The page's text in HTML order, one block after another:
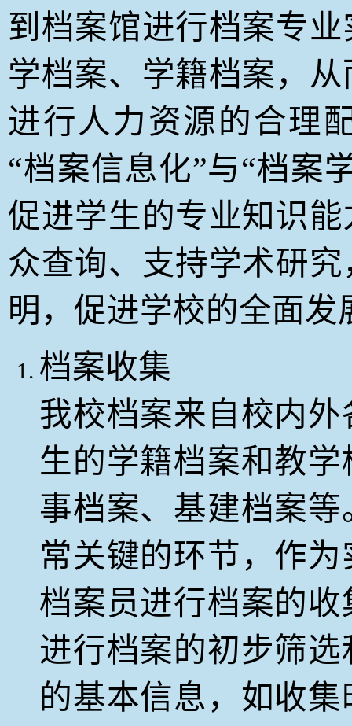
到档案馆进行档案专
学档案、学籍档案，
进行人力资源的合理
“档案信息化”与“档案
促进学生的专业知识
众查询、支持学术研
明，促进学校的全面发
档案收集
我校档案来自校内
生的学籍档案和教
事档案、基建档案
常关键的环节，作
档案员进行档案的
进行档案的初步筛
的基本信息，如收